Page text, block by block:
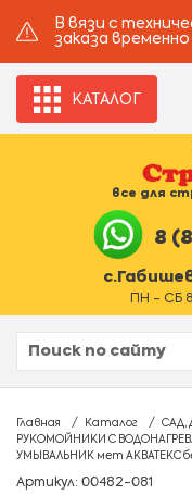
В вязи с
заказа
КАТАЛОГ
все для
8
ПН - СБ
Главная Каталог САД,
РУКОМОЙНИКИ С
УМЫВАЛЬНИК мет АКВАТЕКС
Артикул: 00482-081